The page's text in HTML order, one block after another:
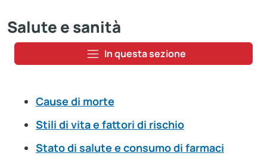
Salute e sanità
In questa sezione
Cause di morte
Stili di vita e fattori di rischio
Stato di salute e consumo di farmaci